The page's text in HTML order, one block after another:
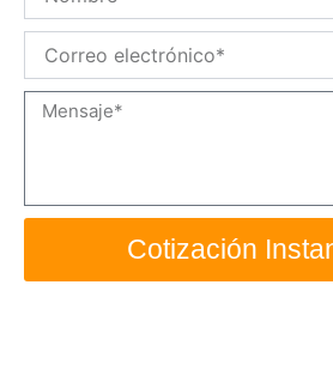
electrónico
Mensaje
Cotización